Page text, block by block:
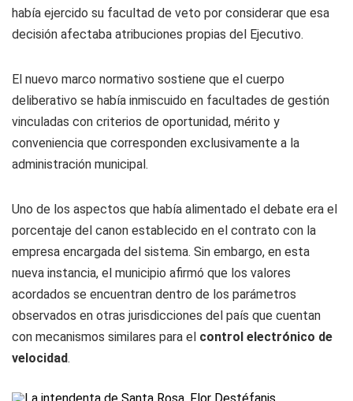
había ejercido su facultad de veto por considerar que esa
decisión afectaba atribuciones propias del Ejecutivo.
El nuevo marco normativo sostiene que el cuerpo
deliberativo se había inmiscuido en facultades de gestión
vinculadas con criterios de oportunidad, mérito y
conveniencia que corresponden exclusivamente a la
administración municipal.
Uno de los aspectos que había alimentado el debate era el
porcentaje del canon establecido en el contrato con la
empresa encargada del sistema. Sin embargo, en esta
nueva instancia, el municipio afirmó que los valores
acordados se encuentran dentro de los parámetros
observados en otras jurisdicciones del país que cuentan
con mecanismos similares para el control electrónico de
velocidad.